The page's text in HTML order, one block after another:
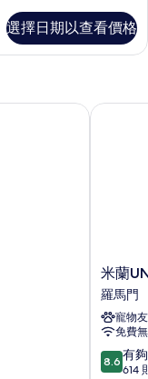
選擇日期以查看價格
米
蘭
UNA
飯
店
地
中
米蘭
羅馬門
寵物
免費
8.6
分，
8.6 有
614
米蘭